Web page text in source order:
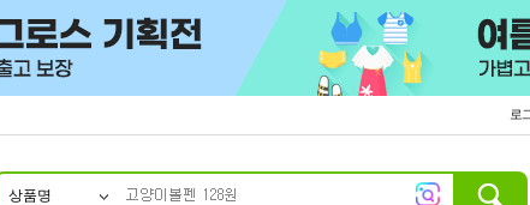
로
상품명